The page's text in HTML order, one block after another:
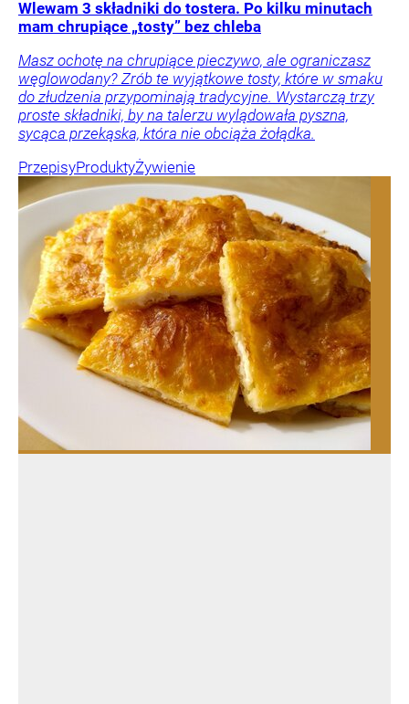
Wlewam 3 składniki do tostera. Po kilku minutach
mam chrupiące „tosty” bez chleba
Masz ochotę na chrupiące pieczywo, ale ograniczasz
węglowodany? Zrób te wyjątkowe tosty, które w smaku
do złudzenia przypominają tradycyjne. Wystarczą trzy
proste składniki, by na talerzu wylądowała pyszna,
sycąca przekąska, która nie obciąża żołądka.
PrzepisyProduktyŻywienie